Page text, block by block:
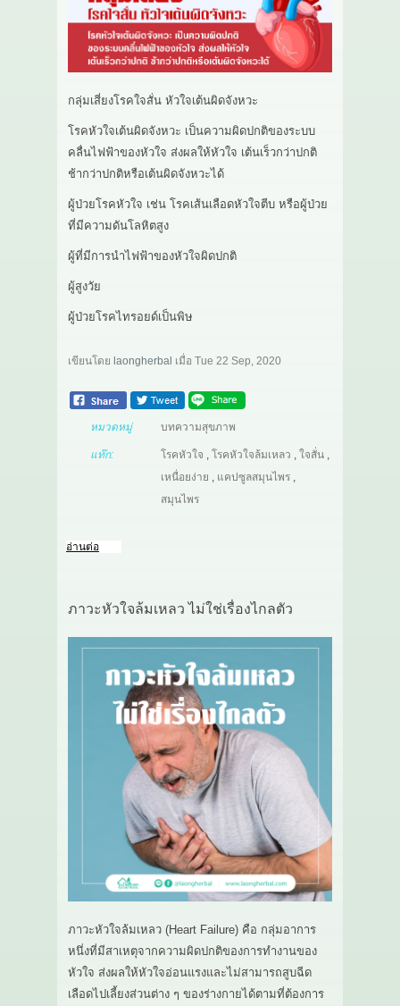
กลุ่มเสี่ยงโรคใจสั่น หัวใจเต้นผิดจังหวะ
โรคหัวใจเต้นผิดจังหวะ เป็นความผิดปกติของระบบ
คลื่นไฟฟ้าของหัวใจ ส่งผลให้หัวใจ เต้นเร็วกว่าปกติ
ช้ากว่าปกติหรือเต้นผิดจังหวะได้
ผู้ป่วยโรคหัวใจ เช่น โรคเส้นเลือดหัวใจตีบ หรือผู้ป่วย
ที่มีความดันโลหิตสูง
ผู้ที่มีการนำไฟฟ้าของหัวใจผิดปกติ
ผู้สูงวัย
ผู้ป่วยโรคไทรอยด์เป็นพิษ
เขียนโดย laongherbal เมื่อ Tue 22 Sep, 2020
หมวดหมู่ บทความสุขภาพ
แท๊ก: โรคหัวใจ , โรคหัวใจล้มเหลว , ใจสั่น,
เหนื่อยง่าย , แคปซูลสมุนไพร,
สมุนไพร
อ่านต่อ
ภาวะหัวใจล้มเหลว ไม่ใช่เรื่องไกลตัว
ภาวะหัวใจล้มเหลว (Heart Failure) คือ กลุ่มอาการ
หนึ่งที่มีสาเหตุจากความผิดปกติของการทำงานของ
หัวใจ ส่งผลให้หัวใจอ่อนแรงและไม่สามารถสูบฉีด
เลือดไปเลี้ยงส่วนต่าง ๆ ของร่างกายได้ตามที่ต้องการ